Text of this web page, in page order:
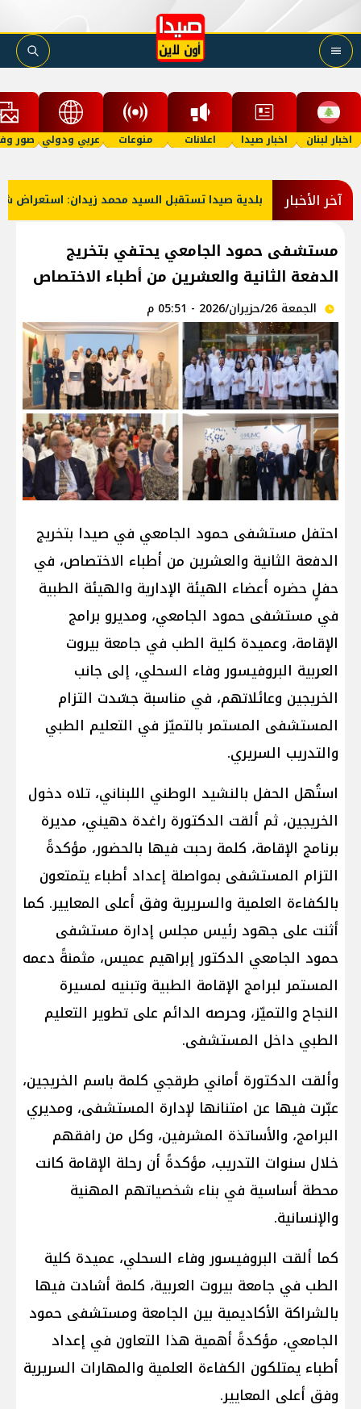
اخبار لبنان اخبار صيدا اعلانات منوعات عربي ودولي صور
آخر الأخباربلدية صيدا تستقبل السيد محمد زيدان: استعراض شامل
مستشفى حمود الجامعي يحتفي بتخريج
الدفعة الثانية والعشرين من أطباء الاختصاص
الجمعة 26/حزيران/2026 - 05:51 م
احتفل مستشفى حمود الجامعي في صيدا بتخريج
الدفعة الثانية والعشرين من أطباء الاختصاص، في
حفلٍ حضره أعضاء الهيئة الإدارية والهيئة الطبية
في مستشفى حمود الجامعي، ومديرو برامج
الإقامة، وعميدة كلية الطب في جامعة بيروت
العربية البروفيسور وفاء السحلي، إلى جانب
الخريجين وعائلاتهم، في مناسبة جسّدت التزام
المستشفى المستمر بالتميّز في التعليم الطبي
والتدريب السريري.
استُهل الحفل بالنشيد الوطني اللبناني، تلاه دخول
الخريجين، ثم ألقت الدكتورة راغدة دهيني، مديرة
برنامج الإقامة، كلمة رحبت فيها بالحضور، مؤكدةً
التزام المستشفى بمواصلة إعداد أطباء يتمتعون
بالكفاءة العلمية والسريرية وفق أعلى المعايير. كما
أثنت على جهود رئيس مجلس إدارة مستشفى
حمود الجامعي الدكتور إبراهيم عميس، مثمنةً دعمه
المستمر لبرامج الإقامة الطبية وتبنيه لمسيرة
النجاح والتميّز، وحرصه الدائم على تطوير التعليم
الطبي داخل المستشفى.
وألقت الدكتورة أماني طرقجي كلمة باسم الخريجين،
عبّرت فيها عن امتنانها لإدارة المستشفى، ومديري
البرامج، والأساتذة المشرفين، وكل من رافقهم
خلال سنوات التدريب، مؤكدةً أن رحلة الإقامة كانت
محطة أساسية في بناء شخصياتهم المهنية
والإنسانية.
كما ألقت البروفيسور وفاء السحلي، عميدة كلية
الطب في جامعة بيروت العربية، كلمة أشادت فيها
بالشراكة الأكاديمية بين الجامعة ومستشفى حمود
الجامعي، مؤكدةً أهمية هذا التعاون في إعداد
أطباء يمتلكون الكفاءة العلمية والمهارات السريرية
وفق أعلى المعايير.